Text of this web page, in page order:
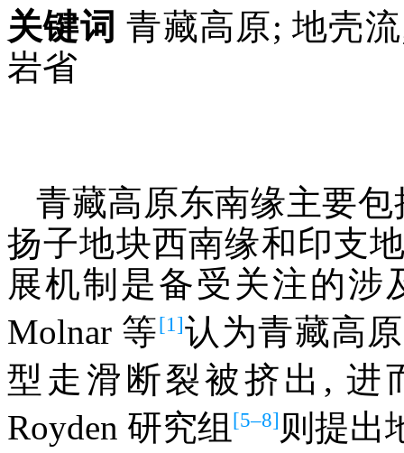
关键词青藏高原; 地壳
岩省
青藏高原东南缘主要
扬子地块西南缘和印支
展机制是备受关注的涉
Molnar 等[1]认为青藏高
型走滑断裂被挤出, 进
Royden 研究组 [5–8] 则提出